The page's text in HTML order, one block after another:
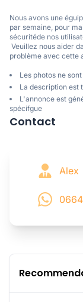
Nous avons une
par semaine, pour
sécuritéde nos
Veuillez nous aider
problème avec cette
Les photos ne
La description est
L'annonce est
spécifgue
Contact
Alex